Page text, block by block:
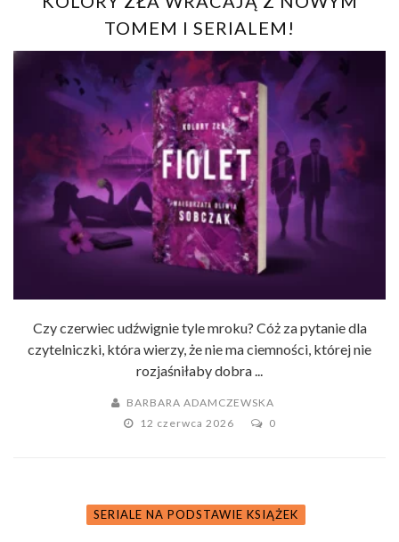
TOMEM I SERIALEM!
Czy czerwiec udźwignie tyle mroku? Cóż za pytanie dla
czytelniczki, która wierzy, że nie ma ciemności, której nie
rozjaśniłaby dobra ...
BARBARA ADAMCZEWSKA
12 czerwca 2026
0
SERIALE NA PODSTAWIE KSIĄŻEK